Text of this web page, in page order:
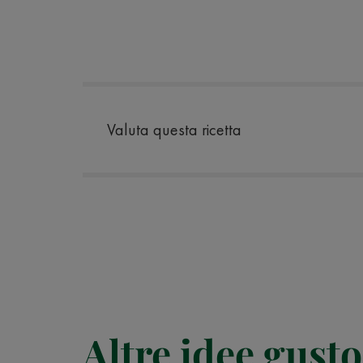
Valuta questa ricetta
Altre idee